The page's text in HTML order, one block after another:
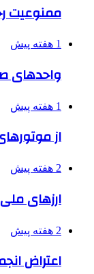
ممنوعیت
1 هفته پیش
واحدهای
1 هفته پیش
از
2 هفته پیش
ارزهای
2 هفته پیش
اعتراض